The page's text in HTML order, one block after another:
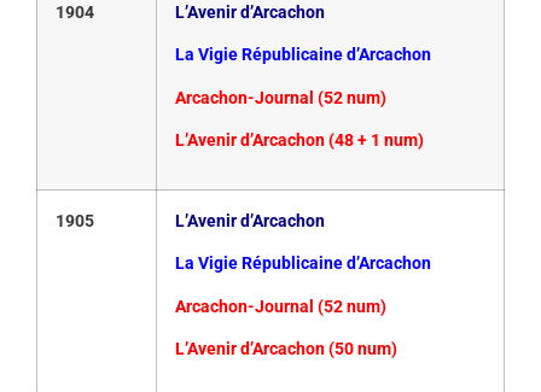
1904 L’Avenir d’Arcachon
La Vigie Républicaine d’Arcachon
Arcachon-Journal (52 num)
L’Avenir d’Arcachon (48 + 1 num)
1905 L’Avenir d’Arcachon
La Vigie Républicaine d’Arcachon
Arcachon-Journal (52 num)
L’Avenir d’Arcachon (50 num)